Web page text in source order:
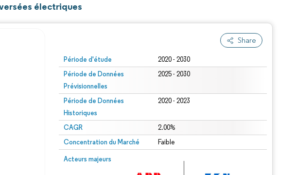
électriques
Share
Période d'étude 2020 - 2030
Période de Données
Prévisionnelles
2025 - 2030
Période de Données
Historiques
2020 - 2023
CAGR 2.00%
Concentration du Marché Faible
Acteurs majeurs